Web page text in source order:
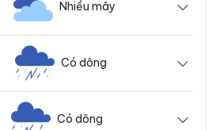
Nhiều mây
Có dông
Có dông